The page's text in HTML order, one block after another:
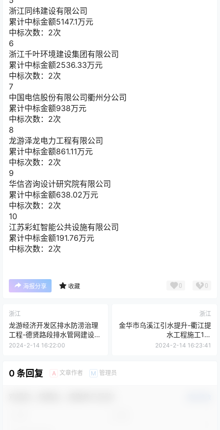
浙江同纬建设有限公司
累计中标金额5147.1万元
中标次数：2次
6
浙江千叶环境建设集团有限公司
累计中标金额2536.33万元
中标次数：2次
7
中国电信股份有限公司衢州分公司
累计中标金额938万元
中标次数：2次
8
龙游泽龙电力工程有限公司
累计中标金额861.11万元
中标次数：2次
9
华信咨询设计研究院有限公司
累计中标金额638.02万元
中标次数：2次
10
江苏彩虹智能公共设施有限公司
累计中标金额191.76万元
中标次数：2次
海报分享 收藏 0 0
浙江
龙游经济开发区排水防涝治理
工程-德贤路段排水管网建设项
目（Ⅱ标段）
2024-2-14 16:22:00
浙江
金华市乌溪江引水提升-衢江提
水工程施工1标
[A33070107800071600030
2024-2-14 16:23:41
0 条回复 A 文章作者 M 管理员